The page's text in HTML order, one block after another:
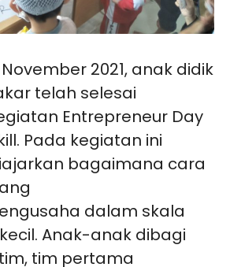
2021, anak didik
telah selesai
Entrepreneur Day
Pada kegiatan ini
bagaimana cara
dalam skala
Anak-anak dibagi
tim pertama